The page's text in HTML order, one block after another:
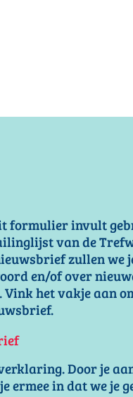
formulier invult
van de
zullen we
en/of over
het vakje aan
Door je
ermee in dat we je